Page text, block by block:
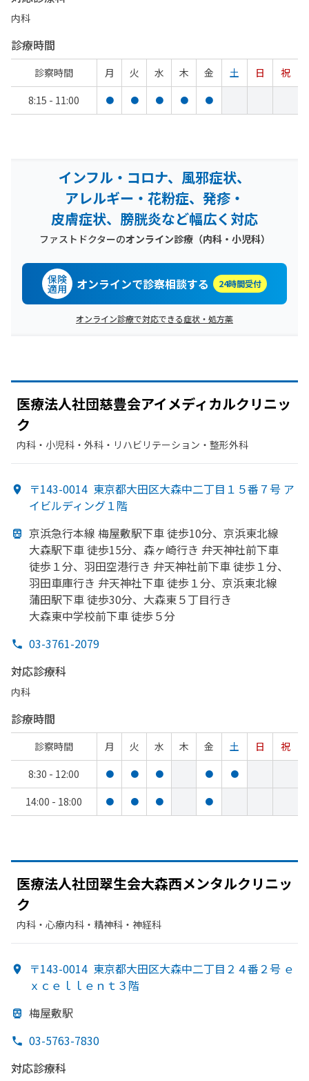
内科
診療時間
診察時間 月 火 水 木 金 土 日
祝
8:15 - 11:00
● ● ● ● ●
インフル・コロナ、風邪症状、
アレルギー・花粉症、発疹・
皮膚症状、膀胱炎など幅広く対応
ファストドクターのオンライン診療（内科・小児科）
保険
適用 オンラインで診察相談する 24時間受付
オンライン診療で対応できる症状・処方薬
医療法人社団慈豊会アイメディカルクリニッ
ク
内科・​小児科・​外科・​リハビリテーション・​整形外科
〒143-0014 東京都大田区大森中二丁目１５番７号 ア
イビルディング１階
京浜急行本線 梅屋敷駅下車 徒歩10分、 京浜東北線
大森駅下車 徒歩15分、 森ヶ崎行き 弁天神社前下車
徒歩１分、 羽田空港行き 弁天神社前下車 徒歩１分、
羽田車庫行き 弁天神社下車 徒歩１分、 京浜東北線
蒲田駅下車 徒歩30分、 大森東５丁目行き
大森東中学校前下車 徒歩５分
03-3761-2079
対応診療科
内科
診療時間
診察時間 月 火 水 木 金 土 日
祝
8:30 - 12:00
● ● ● ● ●
14:00 - 18:00 ● ● ● ●
医療法人社団翠生会大森西メンタルクリニッ
ク
内科・​心療内科・​精神科・神経科
〒143-0014 東京都大田区大森中二丁目２４番２号 ｅ
ｘｃｅｌｌｅｎｔ３階
梅屋敷駅
03-5763-7830
対応診療科